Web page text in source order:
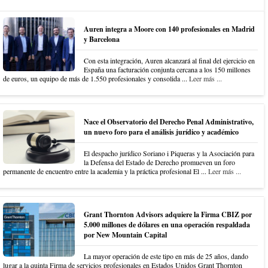
Auren integra a Moore con 140 profesionales en Madrid
y Barcelona
Con esta integración, Auren alcanzará al final del ejercicio en
España una facturación conjunta cercana a los 150 millones
de euros, un equipo de más de 1.550 profesionales y consolida ... Leer más ...
Nace el Observatorio del Derecho Penal Administrativo,
un nuevo foro para el análisis jurídico y académico
El despacho jurídico Soriano i Piqueras y la Asociación para
la Defensa del Estado de Derecho promueven un foro
permanente de encuentro entre la academia y la práctica profesional El ... Leer más ...
Grant Thornton Advisors adquiere la Firma CBIZ por
5.000 millones de dólares en una operación respaldada
por New Mountain Capital
La mayor operación de este tipo en más de 25 años, dando
lugar a la quinta Firma de servicios profesionales en Estados Unidos Grant Thornton